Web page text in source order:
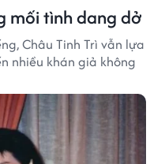
mối tình dang dở
Châu Tinh Trì vẫn lựa
nhiều khán giả không